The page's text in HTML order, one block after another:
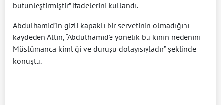
bütünleştirmiştir” ifadelerini kullandı.
Abdülhamid’in gizli kapaklı bir servetinin olmadığını
kaydeden Altın, “Abdülhamid’e yönelik bu kinin nedenini
Müslümanca kimliği ve duruşu dolayısıyladır” şeklinde
konuştu.